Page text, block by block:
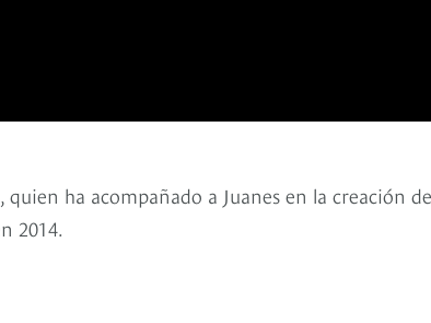
ha acompañado a Juanes en la creación
2014.